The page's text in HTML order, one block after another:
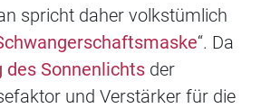
spricht daher volkstümlich
“. Da
des Sonnenlichts der
und Verstärker für die